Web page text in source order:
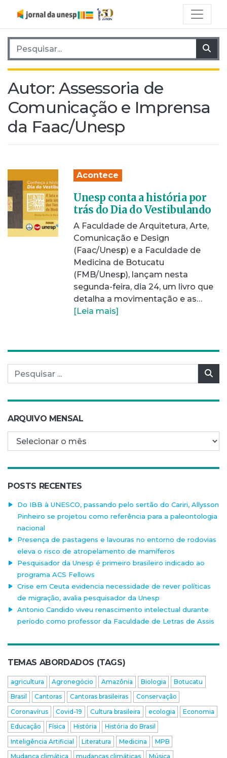
Pesquisar por:
Autor:Assessoria de
Comunicação e Imprensa
da Faac/Unesp
Acontece
Unesp conta a história por
trás do Dia do Vestibulando
A Faculdade de Arquitetura, Arte,
Comunicação e Design
(Faac/Unesp) e a Faculdade de
Medicina de Botucatu
(FMB/Unesp), lançam nesta
segunda-feira, dia 24, um livro que
detalha a movimentação e as…
[Leia mais]
Pesquisar por:
ARQUIVO MENSAL
Arquivo mensal
POSTS RECENTES
Do IBB à UNESCO, passando pelo sertão do Cariri, Allysson
Pinheiro se projetou como referência para a paleontologia
nacional
Presença de pastagens e lavouras no entorno de rodovias
eleva o risco de atropelamento de mamíferos
Pesquisador da Unesp é primeiro brasileiro indicado ao
programa ACS Fellows
Crise em Ceuta evidencia necessidade de rever políticas
de migração, avalia pesquisador da Unesp
Antonio Candido viveu renascimento intelectual durante
período como professor da Faculdade de Letras de Assis
TEMAS ABORDADOS (TAGS)
agricultura Agronegócio Amazônia Biologia
Botucatu
Brasil
Cantoras Cantoras brasileiras
Conservação
Coronavírus
Covid-19 Cultura brasileira ecologia
Economia
Educação
Física História
História do Brasil
Inteligência Artificial
Literatura Medicina
MPB
Mudança climática
mudanças climáticas
Música